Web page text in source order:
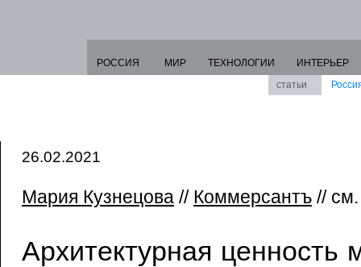
РОССИЯ МИР ТЕХНОЛОГИИ
ИНТЕРЬЕР
статьи
26.02.2021
Мария Кузнецова // Коммерсантъ //
Архитектурная ценность